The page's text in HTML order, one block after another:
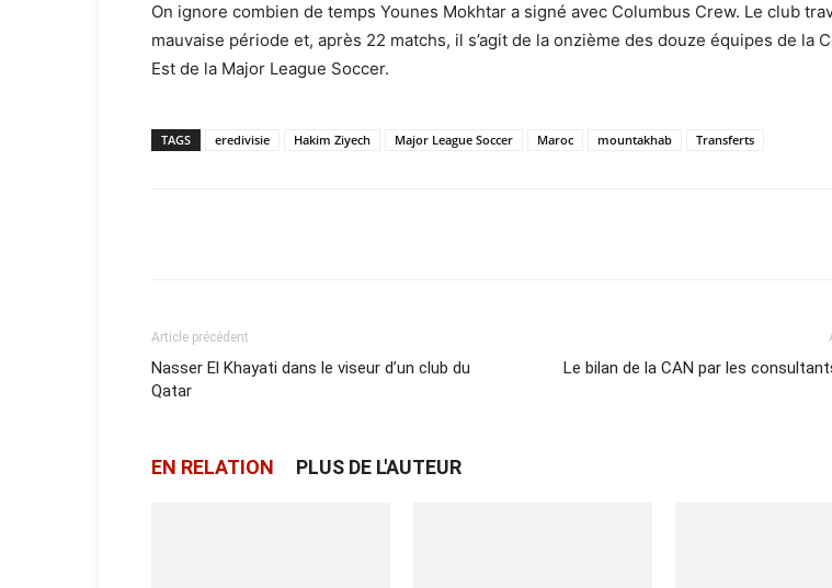
On ignore combien de temps Younes Mokhtar a signé avec Columbus Crew. Le club
mauvaise période et, après 22 matchs, il s’agit de la onzième des douze équipes de la
Est de la Major League Soccer.
TAGS eredivisie Hakim Ziyech Major League Soccer Maroc mountakhab Transferts
Article précédent
Nasser El Khayati dans le viseur d’un club du
Qatar
Le bilan de la CAN par les
EN RELATION PLUS DE L'AUTEUR